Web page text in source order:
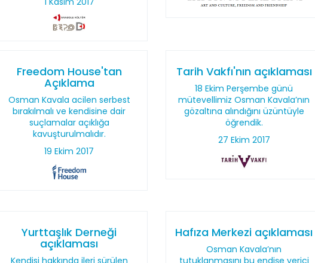
Freedom House'tan
Açıklama
Osman Kavala acilen serbest
bırakılmalı ve kendisine dair
suçlamalar açıklığa
kavuşturulmalıdır.
19 Ekim 2017
Tarih Vakfı'nın açıklaması
18 Ekim Perşembe günü
mütevellimiz Osman Kavala’nın
gözaltına alındığını üzüntüyle
öğrendik.
27 Ekim 2017
Yurttaşlık Derneği
açıklaması
Kendisi hakkında ileri sürülen
Hafıza Merkezi açıklaması
Osman Kavala’nın
tutuklanmasını bu endişe verici